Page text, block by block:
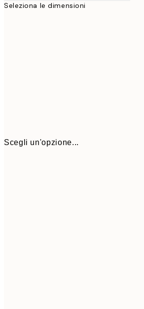
Seleziona le dimensioni
Scegli un'opzione...